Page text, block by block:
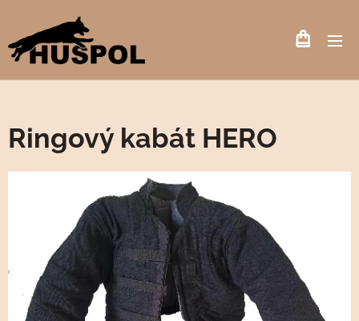
Ringový kabát HERO